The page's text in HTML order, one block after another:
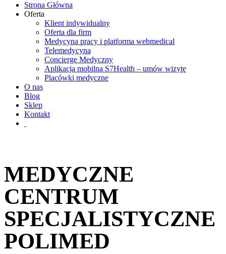
Strona Główna
Oferta
Klient indywidualny
Oferta dla firm
Medycyna pracy i platforma webmedical
Telemedycyna
Concierge Medyczny
Aplikacja mobilna S7Health – umów wizytę
Placówki medyczne
O nas
Blog
Sklep
Kontakt
MEDYCZNE
CENTRUM
SPECJALISTYCZNE
POLIMED